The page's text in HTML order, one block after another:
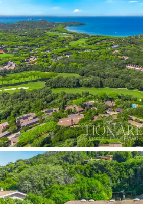
이 부동산에는 메인 빌라 아래
포함되어 있으며, 역시 멋진 바
수 있습니다. 별채에는 넓은 거
시설이 구비된 욕실이 있어 손
에게 완벽한 장소입니다.
외관은이 부동산의 가장 귀중
니다. 넓은 테라스는 야외 식사
상적인 공간을 제공할 뿐만 아
지중해의 정취가 물씬 풍기는
안아평화롭고 사적인 오아시
높은 곳에 위치한탁 트인 수영
트인 전망을 선사하며 숨 막힐
을 선사합니다. 편리한이중 차